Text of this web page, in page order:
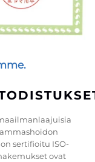
sertifioitu ISO-
ovat